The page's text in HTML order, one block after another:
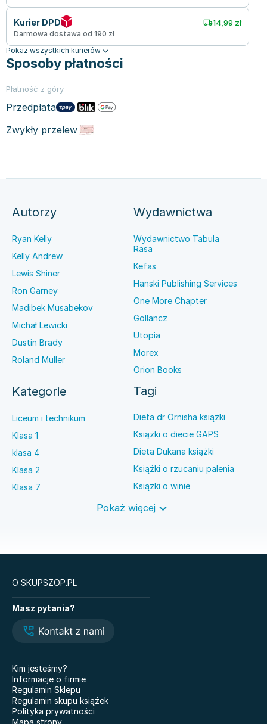
Kurier DPD 14,99 zł
Darmowa dostawa od 190 zł
Pokaż wszystkich kurierów
Sposoby płatności
Płatność z góry
Przedpłata
Zwykły przelew
Autorzy
Ryan Kelly
Kelly Andrew
Lewis Shiner
Ron Garney
Madibek Musabekov
Michał Lewicki
Dustin Brady
Roland Muller
Wydawnictwa
Wydawnictwo Tabula
Rasa
Kefas
Hanski Publishing Services
One More Chapter
Gollancz
Utopia
Morex
Orion Books
Kategorie
Liceum i technikum
Klasa 1
klasa 4
Klasa 2
Klasa 7
Tagi
Dieta dr Ornisha książki
Książki o diecie GAPS
Dieta Dukana książki
Książki o rzucaniu palenia
Książki o winie
Książki o anestezjologii
Książki
Legendy i Latte
Hazel Wood. Tom 1
Nauczyciele
Nie mówię żegnaj
Co wyszeptał nam deszcz
Pokaż więcej
O SKUPSZOP.PL
Masz pytania?
Kim jesteśmy?
Informacje o firmie
Regulamin Sklepu
Regulamin skupu książek
Polityka prywatności
Mapa strony